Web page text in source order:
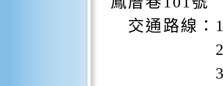
交通路線：
2.從國
3.朝148